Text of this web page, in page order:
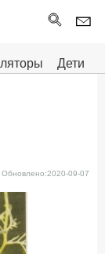
Дети
Обновлено:2020-09-07